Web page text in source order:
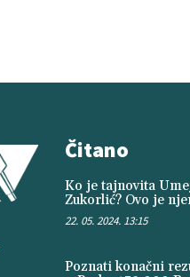
Čitano
Ko je tajnovita
Zukorlić? Ovo je
22. 05. 2024. 13:15
Poznati konačni